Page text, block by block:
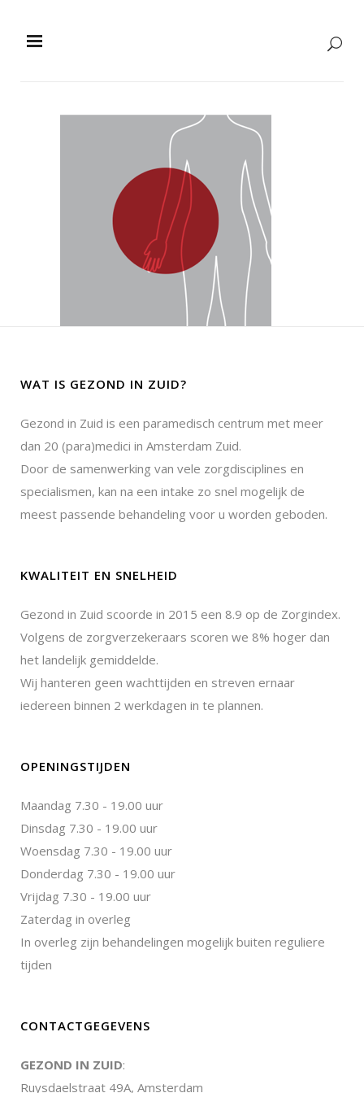
WAT IS GEZOND IN ZUID?
Gezond in Zuid is een paramedisch centrum met meer
dan 20 (para)medici in Amsterdam Zuid.
Door de samenwerking van vele zorgdisciplines en
specialismen, kan na een intake zo snel mogelijk de
meest passende behandeling voor u worden geboden.
KWALITEIT EN SNELHEID
Gezond in Zuid scoorde in 2015 een 8.9 op de Zorgindex.
Volgens de zorgverzekeraars scoren we 8% hoger dan
het landelijk gemiddelde.
Wij hanteren geen wachttijden en streven ernaar
iedereen binnen 2 werkdagen in te plannen.
OPENINGSTIJDEN
Maandag 7.30 - 19.00 uur
Dinsdag 7.30 - 19.00 uur
Woensdag 7.30 - 19.00 uur
Donderdag 7.30 - 19.00 uur
Vrijdag 7.30 - 19.00 uur
Zaterdag in overleg
In overleg zijn behandelingen mogelijk buiten reguliere
tijden
CONTACTGEGEVENS
GEZOND IN ZUID:
Ruysdaelstraat 49A, Amsterdam